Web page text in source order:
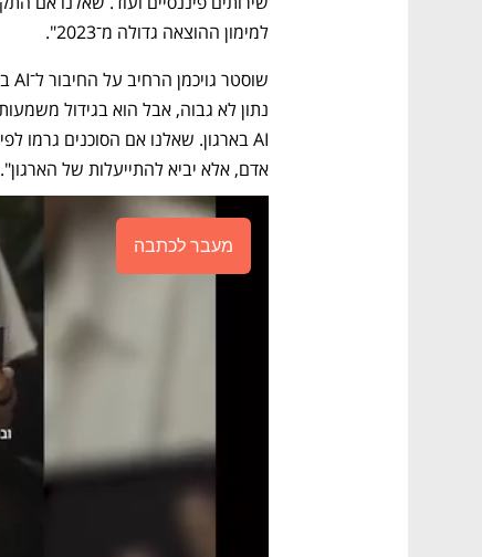
למימון ההוצאה גדולה מ־2023".
אדם, אלא יביא להתייעלות של הארגון".
מעבר לכתבה